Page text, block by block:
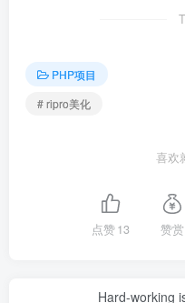
PHP项目
# ripro美化
喜欢
点赞13 赞赏
Hard-working